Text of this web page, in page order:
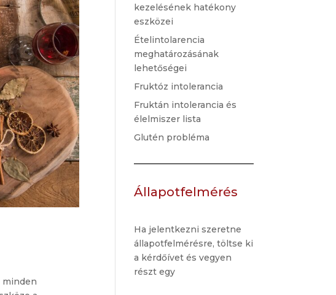
minden
kezelésének hatékony
eszközei
Ételintolarencia
meghatározásának
lehetőségei
Fruktóz intolerancia
Fruktán intolerancia és
élelmiszer lista
Glutén probléma
Állapotfelmérés
Ha jelentkezni szeretne
állapotfelmérésre, töltse ki
a kérdőívet és vegyen
részt egy